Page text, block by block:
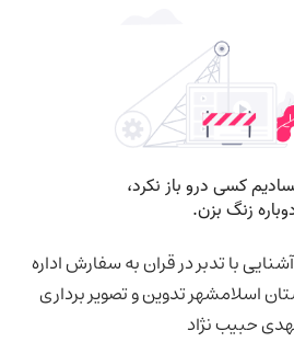
تدبر در قران به سفارش اداره
تدوین و تصویر برداری
نژاد